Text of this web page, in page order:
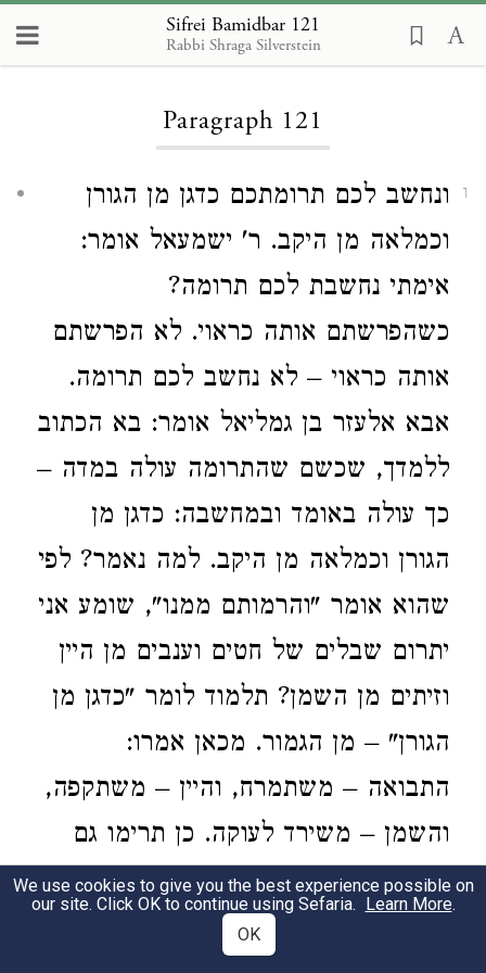
Sifrei Bamidbar 121
Rabbi Shraga Silverstein
Loading...
Paragraph 121
1
ונחשב לכם תרומתכם כדגן מן הגורן
וכמלאה מן היקב. ר' ישמעאל אומר:
אימתי נחשבת לכם תרומה?
כשהפרשתם אותה כראוי. לא הפרשתם
אותה כראוי – לא נחשב לכם תרומה.
אבא אלעזר בן גמליאל אומר: בא הכתוב
ללמדך, שכשם שהתרומה עולה במדה –
כך עולה באומד ובמחשבה: כדגן מן
הגורן וכמלאה מן היקב. למה נאמר? לפי
שהוא אומר "והרמותם ממנו", שומע אני
יתרום שבלים של חטים וענבים מן היין
וזיתים מן השמן? תלמוד לומר "כדגן מן
הגורן" – מן הגמור. מכאן אמרו:
התבואה – משתמרח, והיין – משתקפה,
והשמן – משירד לעוקה. כן תרימו גם
אתם תרומת ה'. למה נאמר? לפי שהוא
אומר "ואל הלוים תדבר ואמרת אליהם",
We use cookies to give you the best experience possible on
our site. Click OK to continue using Sefaria. Learn More.
OK